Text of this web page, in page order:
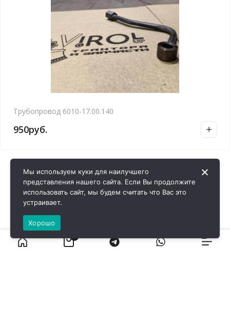
Трубопровод 6010-17.00.140
950руб.
Мы используем куки для наилучшего
представления нашего сайта. Если Вы продолжите
использовать сайт, мы будем считать что Вас это
устраивает.
Хорошо